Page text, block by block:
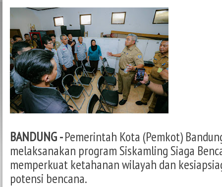
BANDUNG -Pemerintah Kota (Pemkot)
melaksanakan program Siskamling Siaga
memperkuat ketahanan wilayah dan
potensi bencana.